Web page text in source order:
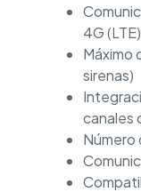
4G (LTE)
Máximo
sirenas)
canales
Número